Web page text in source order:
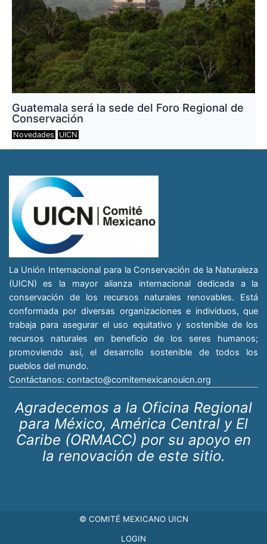
Guatemala será la sede del Foro Regional de
Conservación
Novedades UICN
La Unión Internacional para la Conservación de la Naturaleza
(UICN) es la mayor alianza internacional dedicada a la
conservación de los recursos naturales renovables. Está
conformada por diversas organizaciones e individuos, que
trabaja para asegurar el uso equitativo y sostenible de los
recursos naturales en beneficio de los seres humanos;
promoviendo así, el desarrollo sostenible de todos los
pueblos del mundo.
Contáctanos: contacto@comitemexicanouicn.org
Agradecemos a la Oficina Regional
para México, América Central y El
Caribe (ORMACC) por su apoyo en
la renovación de este sitio.
© COMITÉ MEXICANO UICN
LOGIN